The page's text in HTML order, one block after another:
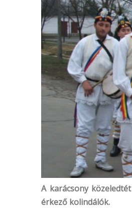
A karácsony
érkező kolindálók.